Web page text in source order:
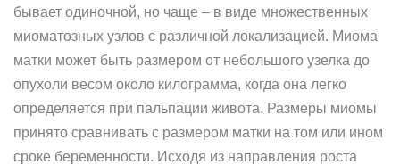
бывает одиночной, но чаще – в виде множественных
миоматозных узлов с различной локализацией. Миома
матки может быть размером от небольшого узелка до
опухоли весом около килограмма, когда она легко
определяется при пальпации живота. Размеры миомы
принято сравнивать с размером матки на том или ином
сроке беременности. Исходя из направления роста